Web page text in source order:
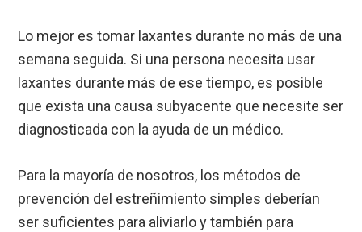
Lo mejor es tomar laxantes durante no más de una
semana seguida. Si una persona necesita usar
laxantes durante más de ese tiempo, es posible
que exista una causa subyacente que necesite ser
diagnosticada con la ayuda de un médico.
Para la mayoría de nosotros, los métodos de
prevención del estreñimiento simples deberían
ser suficientes para aliviarlo y también para